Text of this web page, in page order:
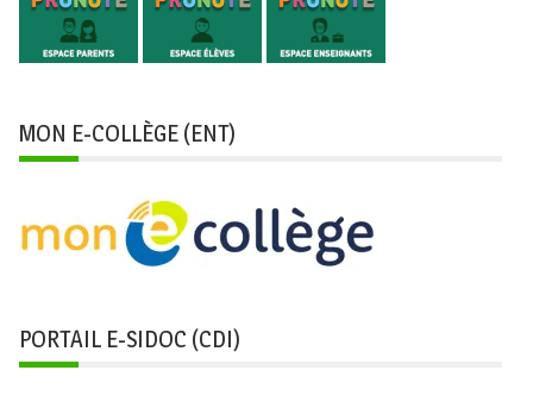
MON E-COLLÈGE (ENT)
PORTAIL E-SIDOC (CDI)